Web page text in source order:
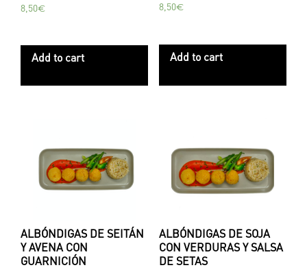
8,50€
Add to cart
8,50€
Add to cart
ALBÓNDIGAS DE SEITÁN
Y AVENA CON
GUARNICIÓN
ALBÓNDIGAS DE SOJA
CON VERDURAS Y SALSA
DE SETAS